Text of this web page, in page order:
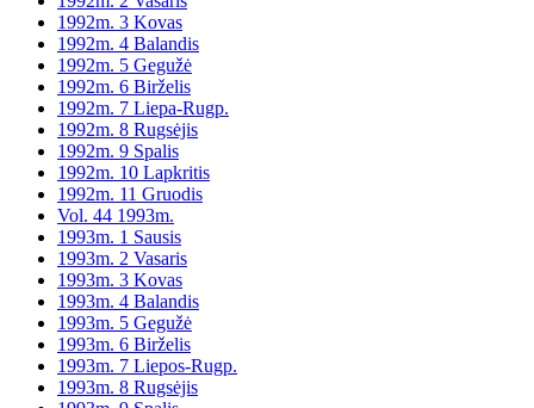
1992m. 3 Kovas
1992m. 4 Balandis
1992m. 5 Gegužė
1992m. 6 Birželis
1992m. 7 Liepa-Rugp.
1992m. 8 Rugsėjis
1992m. 9 Spalis
1992m. 10 Lapkritis
1992m. 11 Gruodis
Vol. 44 1993m.
1993m. 1 Sausis
1993m. 2 Vasaris
1993m. 3 Kovas
1993m. 4 Balandis
1993m. 5 Gegužė
1993m. 6 Birželis
1993m. 7 Liepos-Rugp.
1993m. 8 Rugsėjis